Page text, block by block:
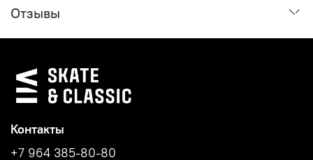
Отзывы
Контакты
+7 964 385-80-80